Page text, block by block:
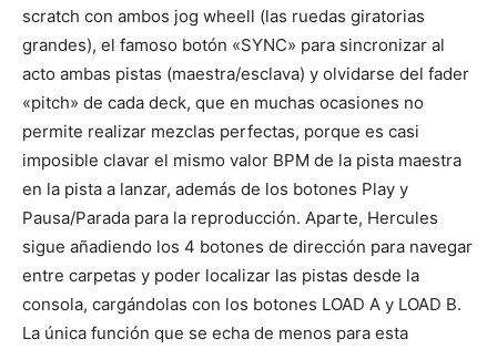
scratch con ambos jog wheell (las ruedas giratorias
grandes), el famoso botón «SYNC» para sincronizar al
acto ambas pistas (maestra/esclava) y olvidarse del fader
«pitch» de cada deck, que en muchas ocasiones no
permite realizar mezclas perfectas, porque es casi
imposible clavar el mismo valor BPM de la pista maestra
en la pista a lanzar, además de los botones Play y
Pausa/Parada para la reproducción. Aparte, Hercules
sigue añadiendo los 4 botones de dirección para navegar
entre carpetas y poder localizar las pistas desde la
consola, cargándolas con los botones LOAD A y LOAD B.
La única función que se echa de menos para esta